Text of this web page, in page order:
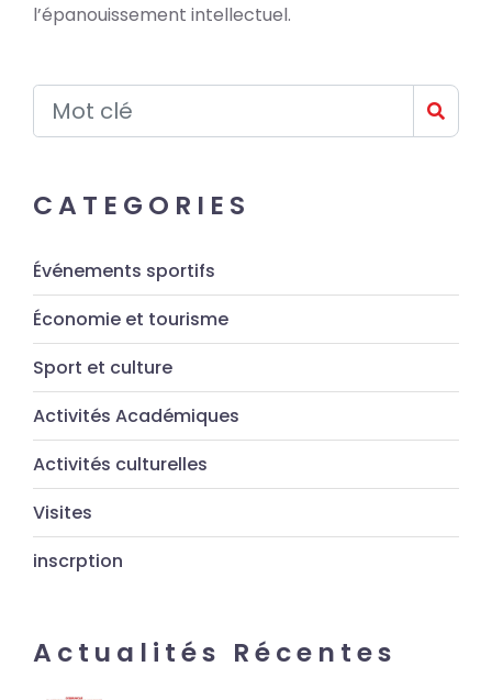
l’épanouissement intellectuel.
CATEGORIES
Événements sportifs
Économie et tourisme
Sport et culture
Activités Académiques
Activités culturelles
Visites
inscrption
Actualités Récentes